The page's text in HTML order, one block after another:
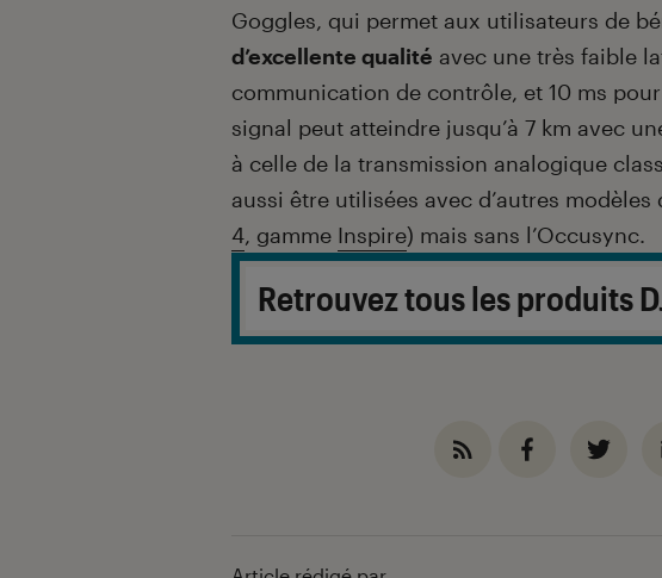
Goggles, qui permet aux utilisateurs de
d’excellente qualité avec une très faible
communication de contrôle, et 10 ms
signal peut atteindre jusqu’à 7 km avec
à celle de la transmission analogique
aussi être utilisées avec d’autres
4, gamme Inspire) mais sans l’Occusync.
Retrouvez tous les produits